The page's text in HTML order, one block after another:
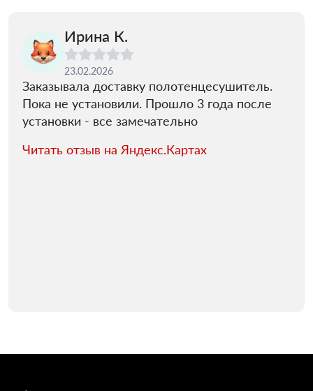
Ирина К.
23.02.2026
Заказывала доставку полотенцесушитель.
Пока не установили. Прошло 3 года после
установки - все замечательно
Читать отзыв на Яндекс.Картах